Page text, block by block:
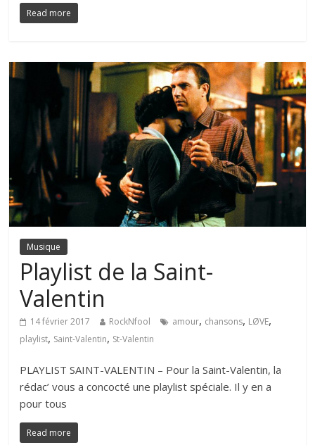
Read more
Musique
Playlist de la Saint-
Valentin
14 février 2017 RockNfool amour, chansons, LØVE,
playlist, Saint-Valentin, St-Valentin
PLAYLIST SAINT-VALENTIN – Pour la Saint-Valentin, la
rédac’ vous a concocté une playlist spéciale. Il y en a
pour tous
Read more